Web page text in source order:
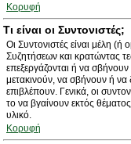
Κορυφή
Τι είναι οι Συντονιστές;
Οι Συντονιστές είναι μέλη (ή
Συζητήσεων και κρατώντας
επεξεργάζονται ή να σβήνουν
μετακινούν, να σβήνουν ή να
επιβλέπουν. Γενικά, οι
το να βγαίνουν εκτός
υλικό.
Κορυφή